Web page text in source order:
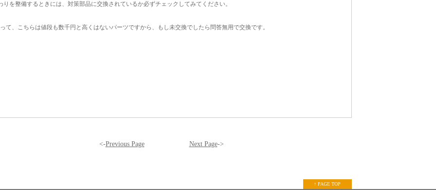
りを整備するときには、対策部品に交換されているか必ずチェックしてみてください。
て、こちらは値段も数千円と高くはないパーツですから、もし未交換でしたら問答無用で交換です。
<-Previous Page Next Page->
↑ PAGE TOP